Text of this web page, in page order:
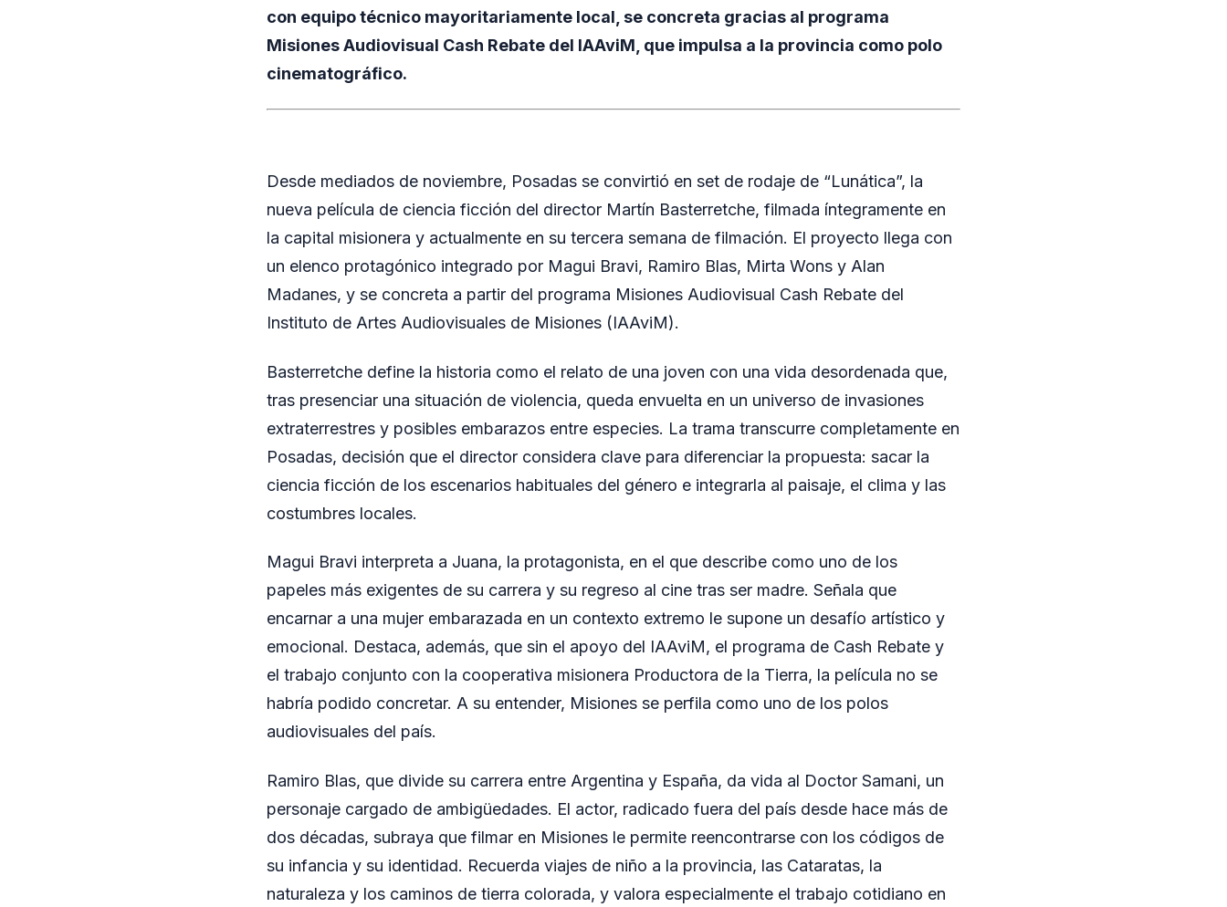
con equipo técnico mayoritariamente local, se concreta gracias al programa
Misiones Audiovisual Cash Rebate del IAAviM, que impulsa a la provincia como polo
cinematográfico.
Desde mediados de noviembre, Posadas se convirtió en set de rodaje de “Lunática”, la
nueva película de ciencia ficción del director Martín Basterretche, filmada íntegramente en
la capital misionera y actualmente en su tercera semana de filmación. El proyecto llega con
un elenco protagónico integrado por Magui Bravi, Ramiro Blas, Mirta Wons y Alan
Madanes, y se concreta a partir del programa Misiones Audiovisual Cash Rebate del
Instituto de Artes Audiovisuales de Misiones (IAAviM).
Basterretche define la historia como el relato de una joven con una vida desordenada que,
tras presenciar una situación de violencia, queda envuelta en un universo de invasiones
extraterrestres y posibles embarazos entre especies. La trama transcurre completamente en
Posadas, decisión que el director considera clave para diferenciar la propuesta: sacar la
ciencia ficción de los escenarios habituales del género e integrarla al paisaje, el clima y las
costumbres locales.
Magui Bravi interpreta a Juana, la protagonista, en el que describe como uno de los
papeles más exigentes de su carrera y su regreso al cine tras ser madre. Señala que
encarnar a una mujer embarazada en un contexto extremo le supone un desafío artístico y
emocional. Destaca, además, que sin el apoyo del IAAviM, el programa de Cash Rebate y
el trabajo conjunto con la cooperativa misionera Productora de la Tierra, la película no se
habría podido concretar. A su entender, Misiones se perfila como uno de los polos
audiovisuales del país.
Ramiro Blas, que divide su carrera entre Argentina y España, da vida al Doctor Samani, un
personaje cargado de ambigüedades. El actor, radicado fuera del país desde hace más de
dos décadas, subraya que filmar en Misiones le permite reencontrarse con los códigos de
su infancia y su identidad. Recuerda viajes de niño a la provincia, las Cataratas, la
naturaleza y los caminos de tierra colorada, y valora especialmente el trabajo cotidiano en